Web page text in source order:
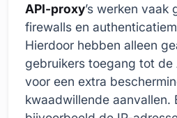
API-proxy’s werken vaak
firewalls en
Hierdoor hebben alleen
gebruikers toegang tot de
voor een extra
kwaadwillende aanvallen.